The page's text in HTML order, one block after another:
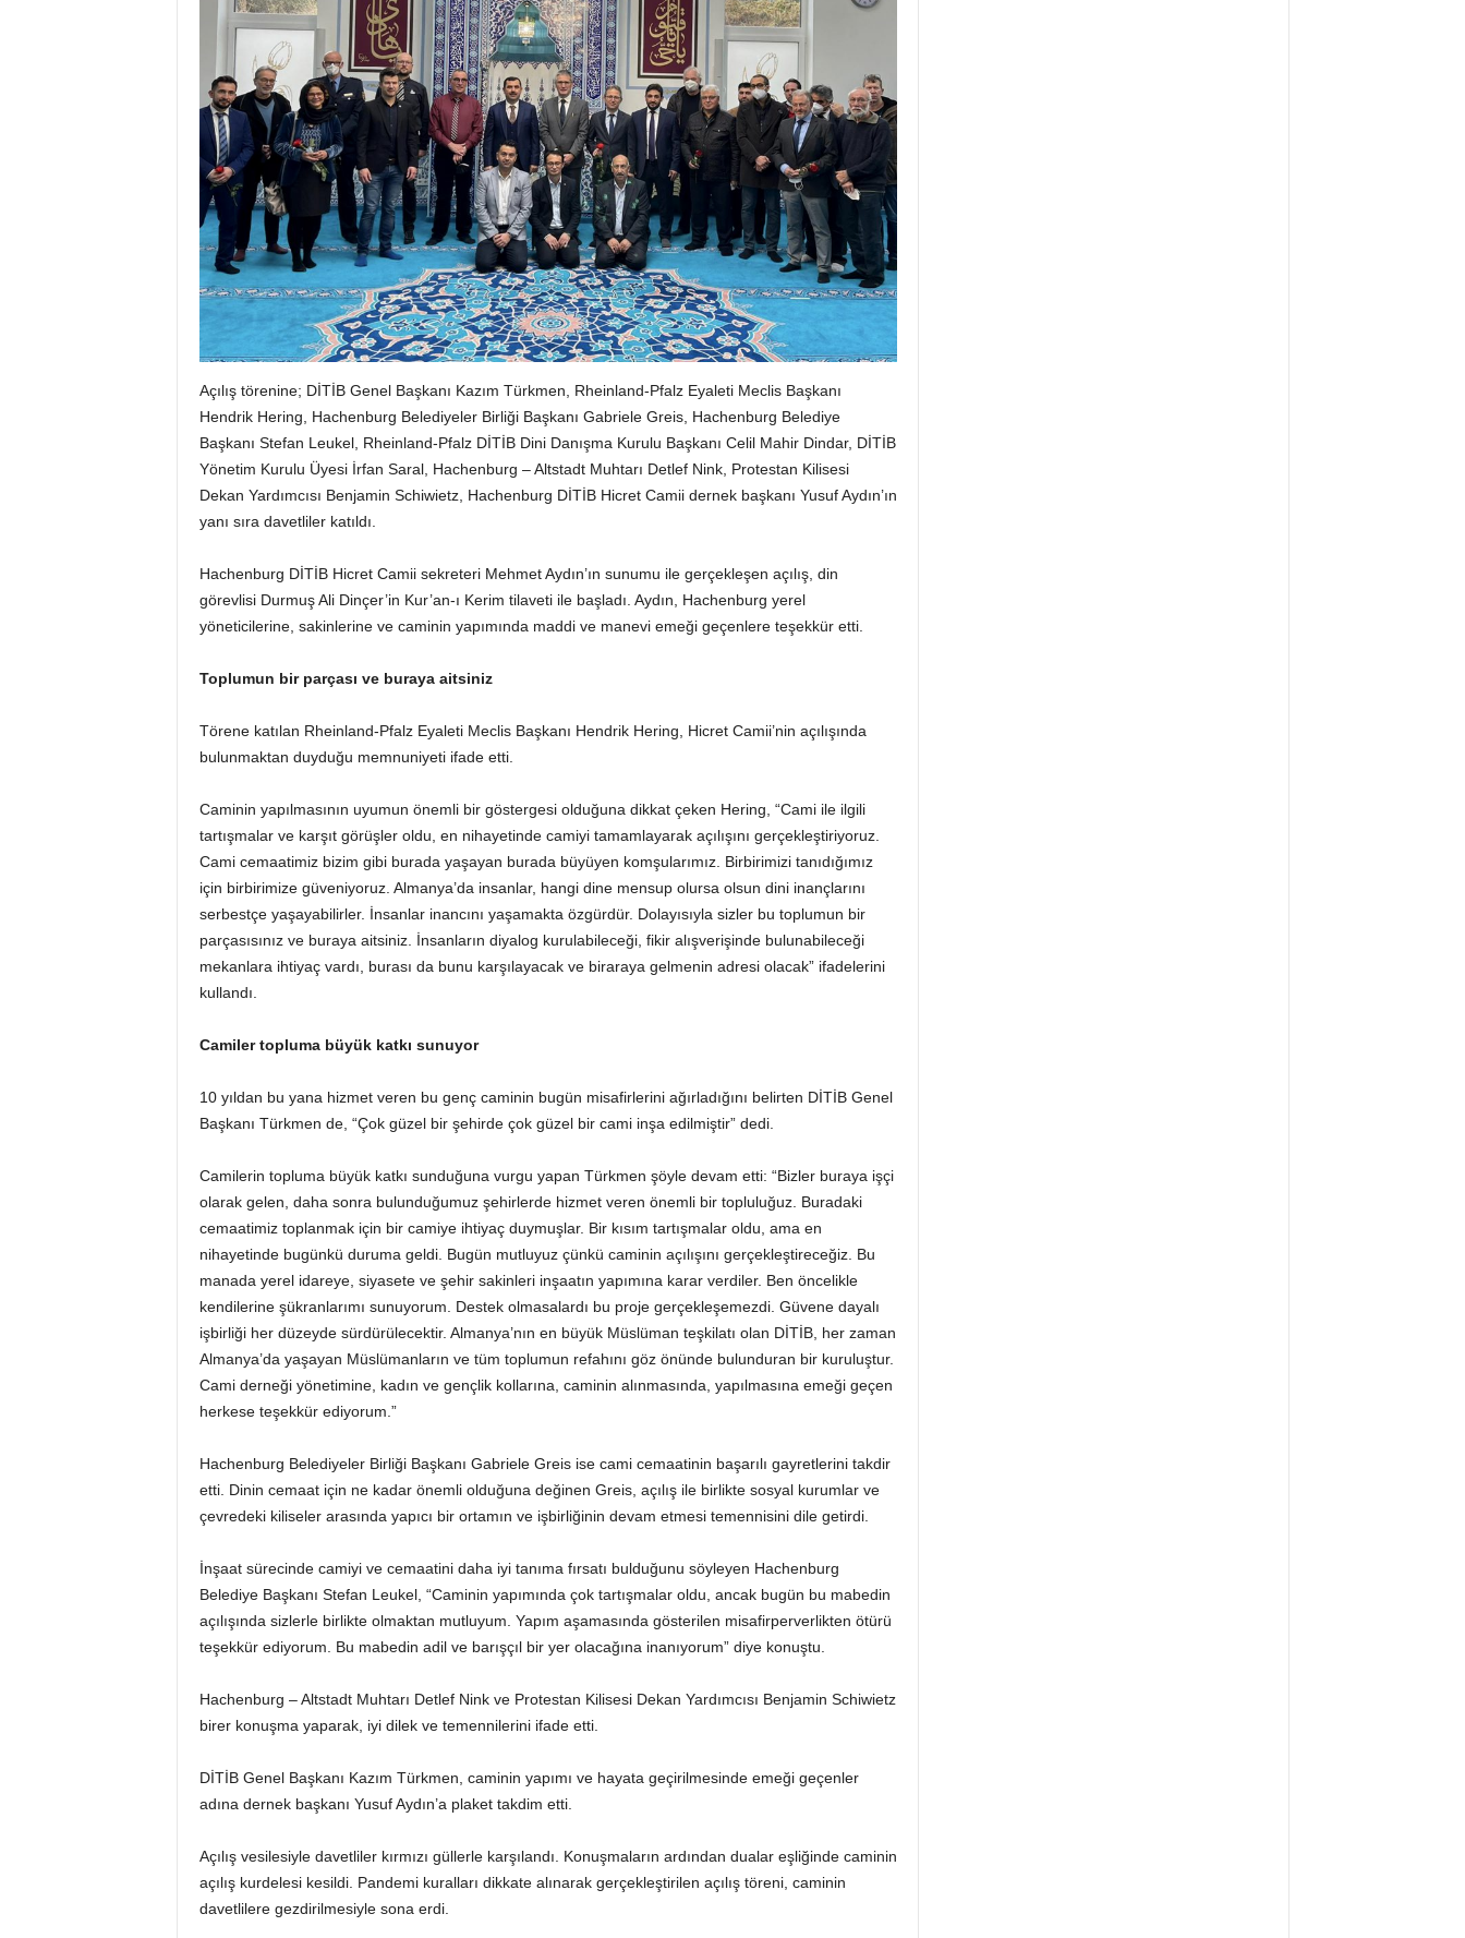
Açılış törenine; DİTİB Genel Başkanı Kazım Türkmen, Rheinland-Pfalz Eyaleti Meclis Başkanı
Hendrik Hering, Hachenburg Belediyeler Birliği Başkanı Gabriele Greis, Hachenburg Belediye
Başkanı Stefan Leukel, Rheinland-Pfalz DİTİB Dini Danışma Kurulu Başkanı Celil Mahir Dindar, DİTİB
Yönetim Kurulu Üyesi İrfan Saral, Hachenburg – Altstadt Muhtarı Detlef Nink, Protestan Kilisesi
Dekan Yardımcısı Benjamin Schiwietz, Hachenburg DİTİB Hicret Camii dernek başkanı Yusuf Aydın’ın
yanı sıra davetliler katıldı.
Hachenburg DİTİB Hicret Camii sekreteri Mehmet Aydın’ın sunumu ile gerçekleşen açılış, din
görevlisi Durmuş Ali Dinçer’in Kur’an-ı Kerim tilaveti ile başladı. Aydın, Hachenburg yerel
yöneticilerine, sakinlerine ve caminin yapımında maddi ve manevi emeği geçenlere teşekkür etti.
Toplumun bir parçası ve buraya aitsiniz
Törene katılan Rheinland-Pfalz Eyaleti Meclis Başkanı Hendrik Hering, Hicret Camii’nin açılışında
bulunmaktan duyduğu memnuniyeti ifade etti.
Caminin yapılmasının uyumun önemli bir göstergesi olduğuna dikkat çeken Hering, “Cami ile ilgili
tartışmalar ve karşıt görüşler oldu, en nihayetinde camiyi tamamlayarak açılışını gerçekleştiriyoruz.
Cami cemaatimiz bizim gibi burada yaşayan burada büyüyen komşularımız. Birbirimizi tanıdığımız
için birbirimize güveniyoruz. Almanya’da insanlar, hangi dine mensup olursa olsun dini inançlarını
serbestçe yaşayabilirler. İnsanlar inancını yaşamakta özgürdür. Dolayısıyla sizler bu toplumun bir
parçasısınız ve buraya aitsiniz. İnsanların diyalog kurulabileceği, fikir alışverişinde bulunabileceği
mekanlara ihtiyaç vardı, burası da bunu karşılayacak ve biraraya gelmenin adresi olacak” ifadelerini
kullandı.
Camiler topluma büyük katkı sunuyor
10 yıldan bu yana hizmet veren bu genç caminin bugün misafirlerini ağırladığını belirten DİTİB Genel
Başkanı Türkmen de, “Çok güzel bir şehirde çok güzel bir cami inşa edilmiştir” dedi.
Camilerin topluma büyük katkı sunduğuna vurgu yapan Türkmen şöyle devam etti: “Bizler buraya işçi
olarak gelen, daha sonra bulunduğumuz şehirlerde hizmet veren önemli bir topluluğuz. Buradaki
cemaatimiz toplanmak için bir camiye ihtiyaç duymuşlar. Bir kısım tartışmalar oldu, ama en
nihayetinde bugünkü duruma geldi. Bugün mutluyuz çünkü caminin açılışını gerçekleştireceğiz. Bu
manada yerel idareye, siyasete ve şehir sakinleri inşaatın yapımına karar verdiler. Ben öncelikle
kendilerine şükranlarımı sunuyorum. Destek olmasalardı bu proje gerçekleşemezdi. Güvene dayalı
işbirliği her düzeyde sürdürülecektir. Almanya’nın en büyük Müslüman teşkilatı olan DİTİB, her zaman
Almanya’da yaşayan Müslümanların ve tüm toplumun refahını göz önünde bulunduran bir kuruluştur.
Cami derneği yönetimine, kadın ve gençlik kollarına, caminin alınmasında, yapılmasına emeği geçen
herkese teşekkür ediyorum.”
Hachenburg Belediyeler Birliği Başkanı Gabriele Greis ise cami cemaatinin başarılı gayretlerini takdir
etti. Dinin cemaat için ne kadar önemli olduğuna değinen Greis, açılış ile birlikte sosyal kurumlar ve
çevredeki kiliseler arasında yapıcı bir ortamın ve işbirliğinin devam etmesi temennisini dile getirdi.
İnşaat sürecinde camiyi ve cemaatini daha iyi tanıma fırsatı bulduğunu söyleyen Hachenburg
Belediye Başkanı Stefan Leukel, “Caminin yapımında çok tartışmalar oldu, ancak bugün bu mabedin
açılışında sizlerle birlikte olmaktan mutluyum. Yapım aşamasında gösterilen misafirperverlikten ötürü
teşekkür ediyorum. Bu mabedin adil ve barışçıl bir yer olacağına inanıyorum” diye konuştu.
Hachenburg – Altstadt Muhtarı Detlef Nink ve Protestan Kilisesi Dekan Yardımcısı Benjamin Schiwietz
birer konuşma yaparak, iyi dilek ve temennilerini ifade etti.
DİTİB Genel Başkanı Kazım Türkmen, caminin yapımı ve hayata geçirilmesinde emeği geçenler
adına dernek başkanı Yusuf Aydın’a plaket takdim etti.
Açılış vesilesiyle davetliler kırmızı güllerle karşılandı. Konuşmaların ardından dualar eşliğinde caminin
açılış kurdelesi kesildi. Pandemi kuralları dikkate alınarak gerçekleştirilen açılış töreni, caminin
davetlilere gezdirilmesiyle sona erdi.